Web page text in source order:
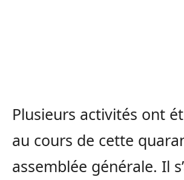
Plusieurs activités ont
au cours de cette
assemblée générale. Il